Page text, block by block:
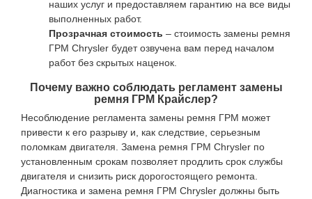
наших услуг и предоставляем гарантию на все виды
выполненных работ.
Прозрачная стоимость – стоимость замены ремня
ГРМ Chrysler будет озвучена вам перед началом
работ без скрытых наценок.
Почему важно соблюдать регламент замены
ремня ГРМ Крайслер?
Несоблюдение регламента замены ремня ГРМ может
привести к его разрыву и, как следствие, серьезным
поломкам двигателя. Замена ремня ГРМ Chrysler по
установленным срокам позволяет продлить срок службы
двигателя и снизить риск дорогостоящего ремонта.
Диагностика и замена ремня ГРМ Chrysler должны быть